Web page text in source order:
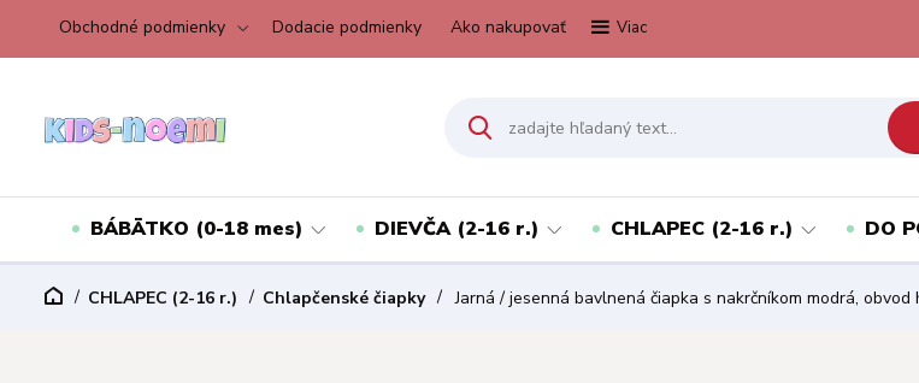
Obchodné podmienky Dodacie podmienky Ako nakupovať Viac
BÁBÄTKO (0-18 mes) DIEVČA (2-16 r.) CHLAPEC (2-16 r.) DO
CHLAPEC (2-16 r.) Chlapčenské čiapky Jarná / jesenná bavlnená čiapka s nakrčníkom modrá,